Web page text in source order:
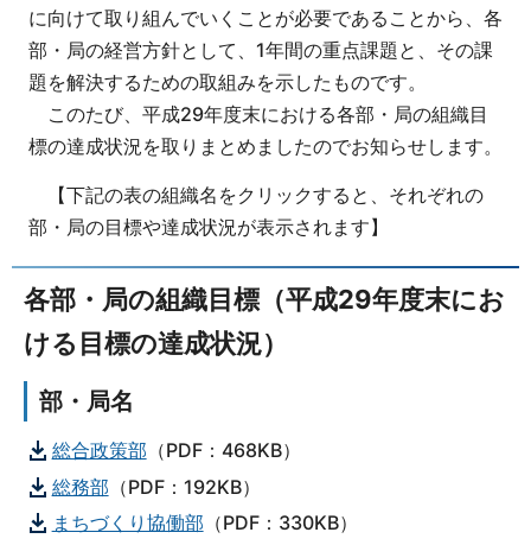
に向けて取り組んでいくことが必要であることから、各
部・局の経営方針として、1年間の重点課題と、その課
題を解決するための取組みを示したものです。
このたび、平成29年度末における各部・局の組織目
標の達成状況を取りまとめましたのでお知らせします。
【下記の表の組織名をクリックすると、それぞれの
部・局の目標や達成状況が表示されます】
各部・局の組織目標（平成29年度末にお
ける目標の達成状況）
部・局名
総合政策部 （PDF：468KB）
総務部 （PDF：192KB）
まちづくり協働部 （PDF：330KB）